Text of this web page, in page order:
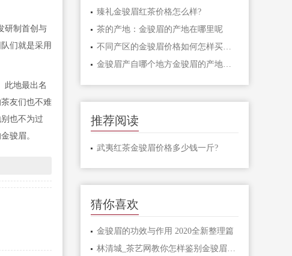
研制首创与
们就是采用
此地最出名
友们也不难
也不为过
骏眉。
臻礼金骏眉红茶价格怎么样?
茶的产地：金骏眉的产地在哪里呢
不同产区的金骏眉价格如何怎样买到物美价廉的金骏眉
金骏眉产自哪个地方金骏眉的产地在哪里
推荐阅读
武夷红茶金骏眉价格多少钱一斤?
猜你喜欢
金骏眉的功效与作用 2020全新整理篇
林清城_茶艺网教你怎样鉴别金骏眉红茶的真假